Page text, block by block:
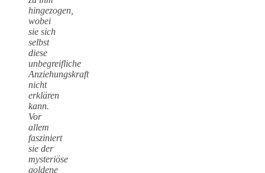
hingezogen,
wobei
sie sich
selbst
diese
unbegreifliche
Anziehungskraft
nicht
erklären
kann.
Vor
allem
fasziniert
sie der
mysteriöse
goldene